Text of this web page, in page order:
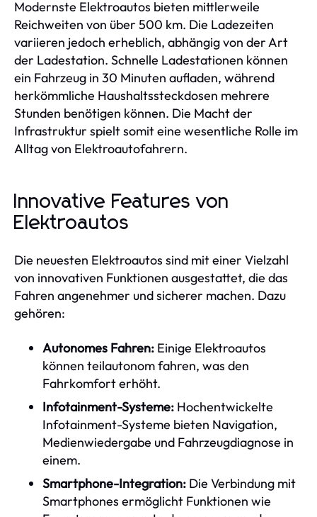
Modernste Elektroautos bieten mittlerweile
Reichweiten von über 500 km. Die Ladezeiten
variieren jedoch erheblich, abhängig von der Art
der Ladestation. Schnelle Ladestationen können
ein Fahrzeug in 30 Minuten aufladen, während
herkömmliche Haushaltssteckdosen mehrere
Stunden benötigen können. Die Macht der
Infrastruktur spielt somit eine wesentliche Rolle im
Alltag von Elektroautofahrern.
Innovative Features von
Elektroautos
Die neuesten Elektroautos sind mit einer Vielzahl
von innovativen Funktionen ausgestattet, die das
Fahren angenehmer und sicherer machen. Dazu
gehören:
Autonomes Fahren: Einige Elektroautos
können teilautonom fahren, was den
Fahrkomfort erhöht.
Infotainment-Systeme: Hochentwickelte
Infotainment-Systeme bieten Navigation,
Medienwiedergabe und Fahrzeugdiagnose in
einem.
Smartphone-Integration: Die Verbindung mit
Smartphones ermöglicht Funktionen wie